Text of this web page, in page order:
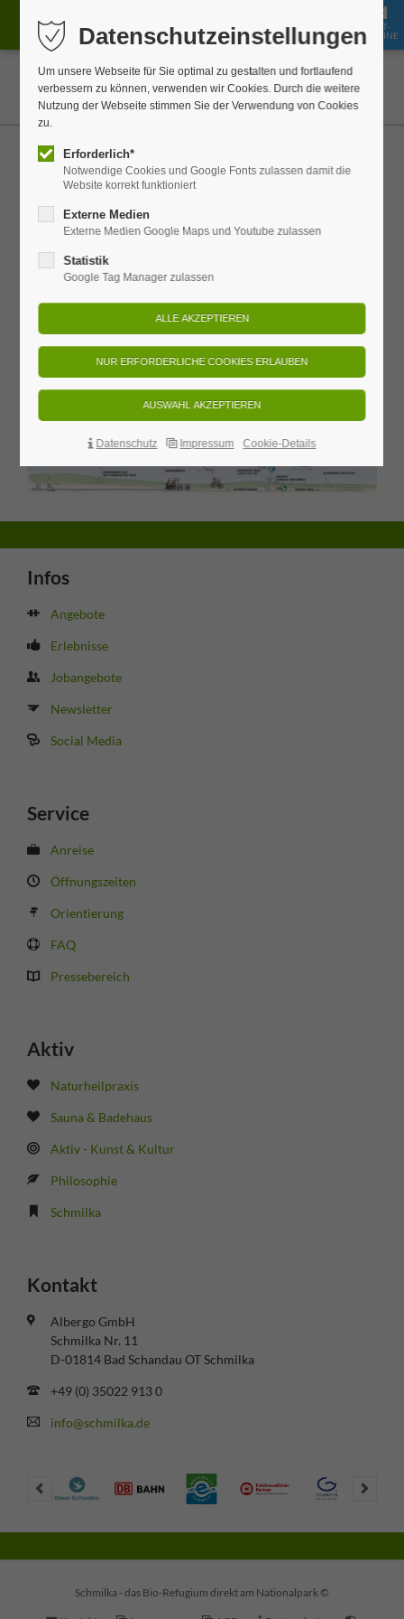
Datenschutzeinstellungen
Um unsere Webseite für Sie optimal zu gestalten und fortlaufend
verbessern zu können, verwenden wir Cookies. Durch die weitere
Nutzung der Webseite stimmen Sie der Verwendung von Cookies
zu.
Erforderlich*
Notwendige Cookies und Google Fonts zulassen damit die
Website korrekt funktioniert
Externe Medien
Externe Medien Google Maps und Youtube zulassen
Statistik
Google Tag Manager zulassen
Datenschutz Impressum Cookie-Details
JOBS BUCHEN
GUT-
SCHEINE
Orientierung
Infos
Angebote
Erlebnisse
Jobangebote
Newsletter
Social Media
Service
Anreise
Öffnungszeiten
Orientierung
FAQ
Pressebereich
Aktiv
Naturheilpraxis
Sauna & Badehaus
Aktiv - Kunst & Kultur
Philosophie
Schmilka
Kontakt
Albergo GmbH
Schmilka Nr. 11
D-01814 Bad Schandau OT Schmilka
+49 (0) 35022 913 0
info@schmilka.de
Schmilka - das Bio-Refugium direkt am Nationalpark ©